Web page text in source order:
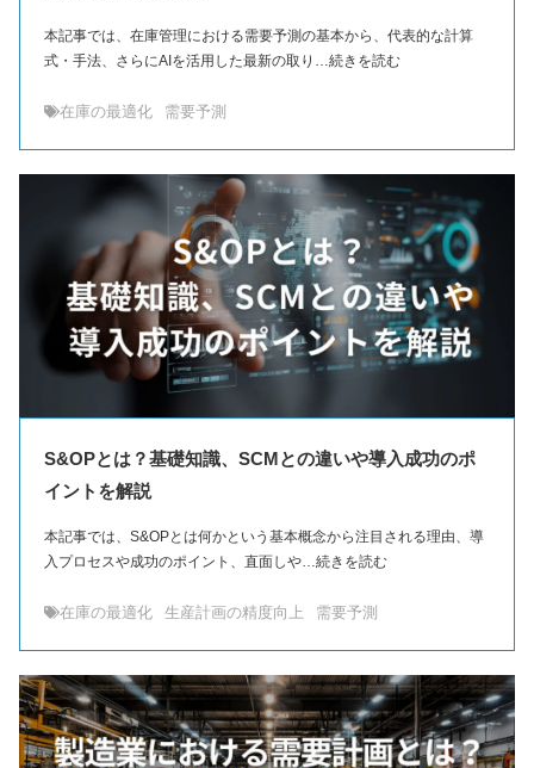
本記事では、在庫管理における需要予測の基本から、代表的な計算
式・手法、さらにAIを活用した最新の取り…続きを読む
在庫の最適化 需要予測
S&OPとは？基礎知識、SCMとの違いや導入成功のポ
イントを解説
本記事では、S&OPとは何かという基本概念から注目される理由、導
入プロセスや成功のポイント、直面しや…続きを読む
在庫の最適化 生産計画の精度向上 需要予測